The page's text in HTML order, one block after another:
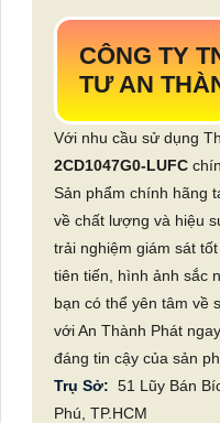
CÔNG TY
TƯ AN
Với nhu cầu sử dụng
2CD1047G0-LUFC
Sản phẩm chính hãng
về chất lượng và hiệu
trải nghiệm giám sát
tiên tiến, hình ảnh sắc
bạn có thể yên tâm về
với An Thành Phát
đáng tin cậy của sản
Trụ Sở: 51 Lũy Bán
Phú, TP.HCM